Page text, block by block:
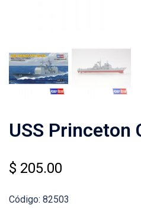
USS Princeton
$ 205.00
Código: 82503